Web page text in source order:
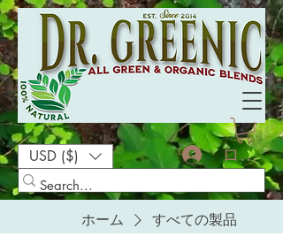
ログイン
USD ($)
ホーム すべての製品